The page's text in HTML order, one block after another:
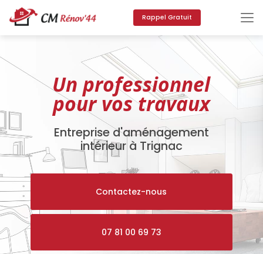
au
contenu
principal
Rappel Gratuit
Un professionnel
pour vos travaux
Entreprise d'aménagement
intérieur à Trignac
Contactez-nous
07 81 00 69 73